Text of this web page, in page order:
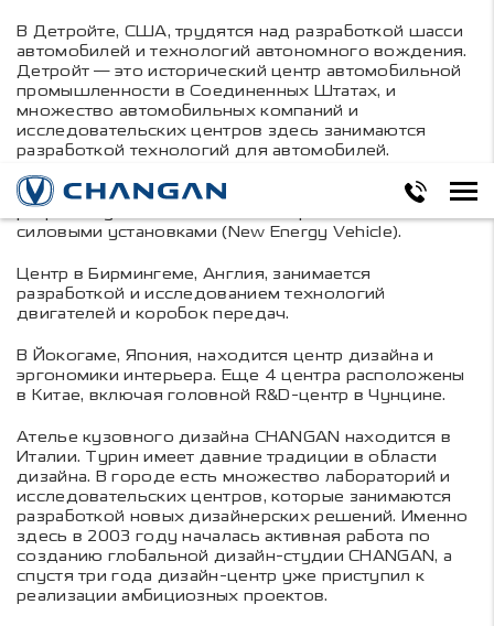
В Детройте, США, трудятся над разработкой шасси
автомобилей и технологий автономного вождения.
Детройт — это исторический центр автомобильной
промышленности в Соединенных Штатах, и
множество автомобильных компаний и
исследовательских центров здесь занимаются
разработкой технологий для автомобилей.
В Мюнхене расположен центр, ориентированный на
разработку автомобилей с альтернативными
силовыми установками (New Energy Vehicle).
Центр в Бирмингеме, Англия, занимается
разработкой и исследованием технологий
двигателей и коробок передач.
В Йокогаме, Япония, находится центр дизайна и
эргономики интерьера. Еще 4 центра расположены
в Китае, включая головной R&D-центр в Чунцине.
Ателье кузовного дизайна CHANGAN находится в
Италии. Турин имеет давние традиции в области
дизайна. В городе есть множество лабораторий и
исследовательских центров, которые занимаются
разработкой новых дизайнерских решений. Именно
здесь в 2003 году началась активная работа по
созданию глобальной дизайн-студии CHANGAN, а
спустя три года дизайн-центр уже приступил к
реализации амбициозных проектов.